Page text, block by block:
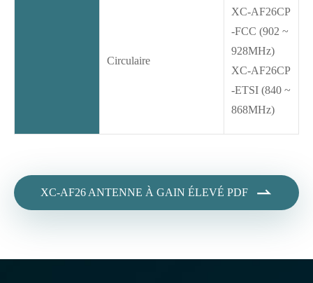
Circulaire
XC-AF26CP
-FCC (902 ~
928MHz)
XC-AF26CP
-ETSI (840 ~
868MHz)
XC-AF26 ANTENNE À GAIN ÉLEVÉ PDF 